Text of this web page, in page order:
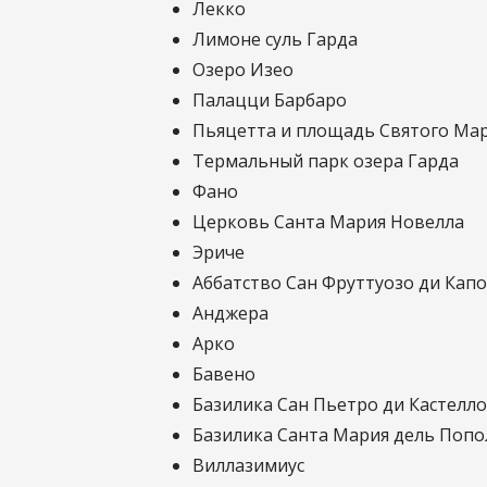
Лекко
Лимоне суль Гарда
Озеро Изео
Палацци Барбаро
Пьяцетта и площадь Святого
Термальный парк озера Гарда
Фано
Церковь Санта Мария Новелла
Эриче
Аббатство Сан Фруттуозо ди
Анджера
Арко
Бавено
Базилика Сан Пьетро ди Кастелло
Базилика Санта Мария дель
Виллазимиус